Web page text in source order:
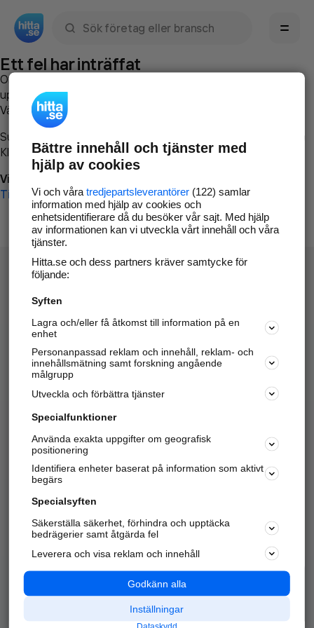
Ett fel har inträffat
Om du vill kan du
uppstod så att vi lättare och snabbare kan avhjälpa det.
Vänligen försök med följande:
Surfa till
Klicka påTillbaka-knappen i webbläsaren och försök igen
Vi beklagar besväret!
Till startsidan
Hitta.se - Gratis nummerupplysning.
Sök företag, personer och platser.
Hitta telefonnummer, adresser, företagsinfo mm.
Marknadsför företaget
Kom igång och annonsera mot
samarbetspartners nära dig.
Alla kategorier
Populära sökningar
API & Kartor
Annonsera
Integritet
Nödnummer
Bättre innehåll och tjänster med
hjälp av cookies
Vi och våra tredjepartsleverantörer(122) samlar
information med hjälp av cookies och
enhetsidentifierare då du besöker vår sajt. Med hjälp
av informationen kan vi utveckla vårt innehåll och våra
tjänster.
Hitta.se och dess partners kräver samtycke för
följande:
Syften
Lagra och/eller få åtkomst till information på en
enhet
Personanpassad reklam och innehåll, reklam- och
innehållsmätning samt forskning angående
målgrupp
Utveckla och förbättra tjänster
Specialfunktioner
Använda exakta uppgifter om geografisk
positionering
Identifiera enheter baserat på information som aktivt
begärs
Specialsyften
Säkerställa säkerhet, förhindra och upptäcka
bedrägerier samt åtgärda fel
Leverera och visa reklam och innehåll
Godkänn alla
Inställningar
Dataskydd